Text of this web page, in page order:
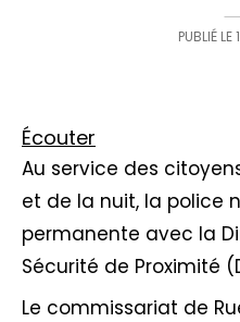
PUBLIÉ LE
Écouter
Au service des
et de la nuit, la police
permanente avec la
Sécurité de Proximité
Le commissariat de